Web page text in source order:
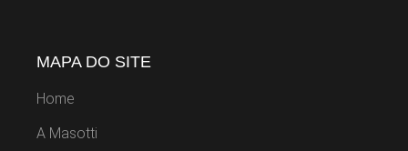
MAPA DO SITE
Home
A Masotti